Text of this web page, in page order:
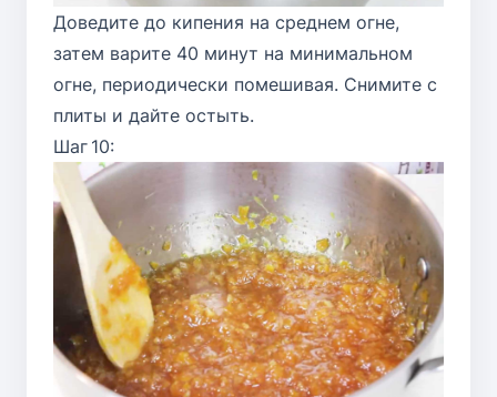
Доведите до кипения на среднем огне,
затем варите 40 минут на минимальном
огне, периодически помешивая. Снимите с
плиты и дайте остыть.
Шаг 10: